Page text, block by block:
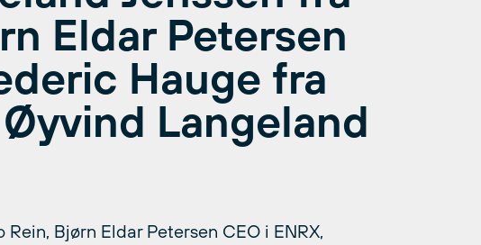
Eldar Petersen
Hauge fra
Langeland
Bjørn Eldar Petersen CEO i ENRX,